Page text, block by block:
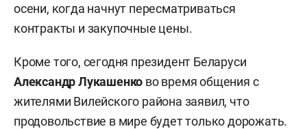
осени, когда начнут пересматриваться
контракты и закупочные цены.
Кроме того, сегодня президент Беларуси
Александр Лукашенко во время общения с
жителями Вилейского района заявил, что
продовольствие в мире будет только дорожать.